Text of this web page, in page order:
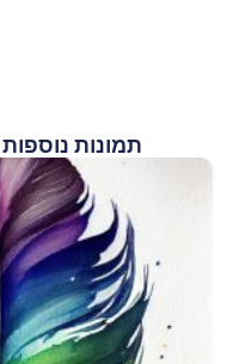
תמונות נוספות